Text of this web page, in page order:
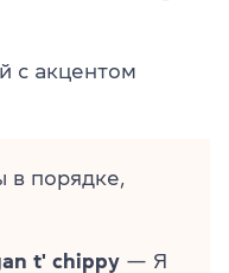
с акцентом
в порядке,
t' chippy — Я